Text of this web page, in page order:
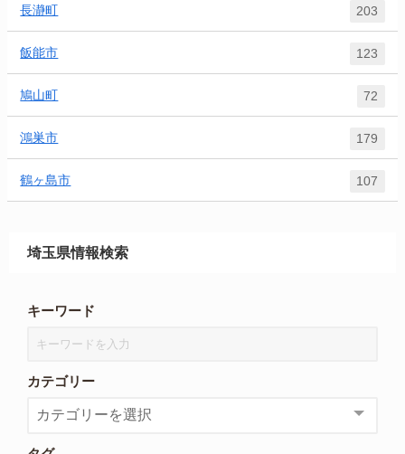
長瀞町 203
飯能市 123
鳩山町 72
鴻巣市 179
鶴ヶ島市 107
埼玉県情報検索
キーワード
カテゴリー